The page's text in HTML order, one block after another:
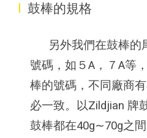
I鼓棒的規格
另外我們在鼓棒的
號碼，如５A，７A等
棒的號碼，不同廠商
必一致。以Zildjian 牌
鼓棒都在40g∼70g之